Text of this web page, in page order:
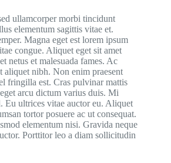
ullamcorper morbi tincidunt
elementum sagittis vitae et.
Magna eget est lorem ipsum
congue. Aliquet eget sit amet
netus et malesuada fames. Ac
aliquet nibh. Non enim praesent
fringilla est. Cras pulvinar mattis
arcu dictum varius duis. Mi
Eu ultrices vitae auctor eu. Aliquet
tortor posuere ac ut consequat.
elementum nisi. Gravida neque
Porttitor leo a diam sollicitudin